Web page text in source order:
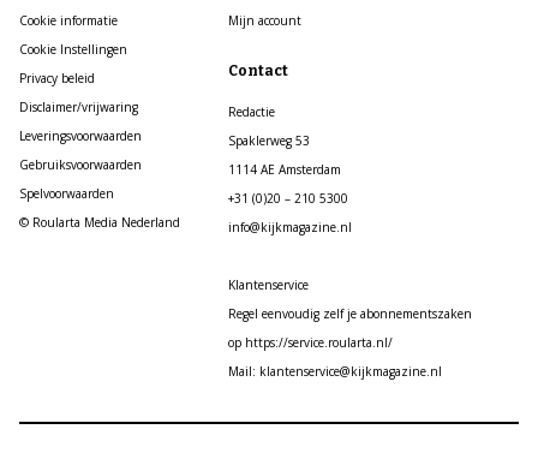
Cookie informatie
Cookie Instellingen
Privacy beleid
Disclaimer/vrijwaring
Leveringsvoorwaarden
Gebruiksvoorwaarden
Spelvoorwaarden
© Roularta Media Nederland
Mijn account
Contact
Redactie
Spaklerweg 53
1114 AE Amsterdam
+31 (0)20 – 210 5300
info@kijkmagazine.nl
Klantenservice
Regel eenvoudig zelf je abonnementszaken
op https://service.roularta.nl/
Mail: klantenservice@kijkmagazine.nl